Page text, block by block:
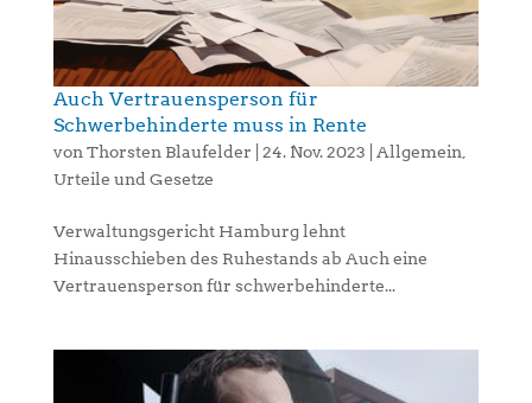
Auch Vertrauensperson für
Schwerbehinderte muss in Rente
vonThorsten Blaufelder 24. Nov. 2023 Allgemein,
Urteile und Gesetze
Verwaltungsgericht Hamburg lehnt
Hinausschieben des Ruhestands ab Auch eine
Vertrauensperson für schwerbehinderte...